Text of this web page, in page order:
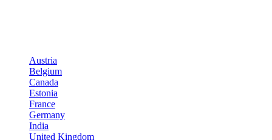
Austria
Belgium
Canada
Estonia
France
Germany
India
United Kingdom